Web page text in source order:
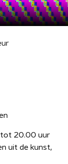
tot 20.00 uur
uit de kunst,